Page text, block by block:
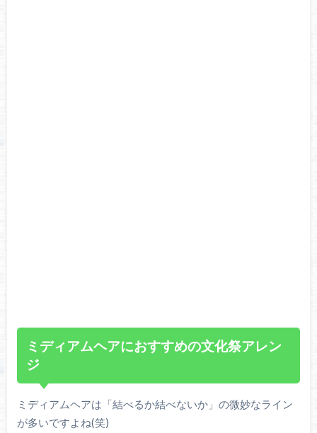
ミディアムヘアにおすすめの文化祭アレン
ジ
ミディアムヘアは「結べるか結べないか」の微妙なライン
が多いですよね(笑)